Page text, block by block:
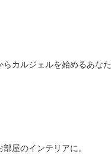
カルジェルを始めるあなた
屋のインテリアに。